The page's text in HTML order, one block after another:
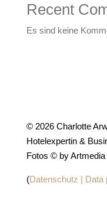
Recent
Es sind keine
© 2026 Charlotte
Hotelexpertin &
Fotos © by
(Datenschutz | Data